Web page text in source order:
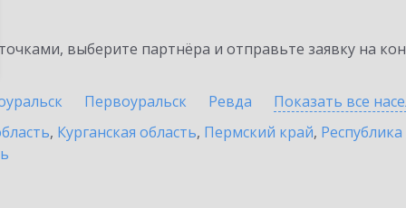
выберите партнёра и отправьте заявку на
Первоуральск Ревда Показать все
, Курганская область, Пермский край,